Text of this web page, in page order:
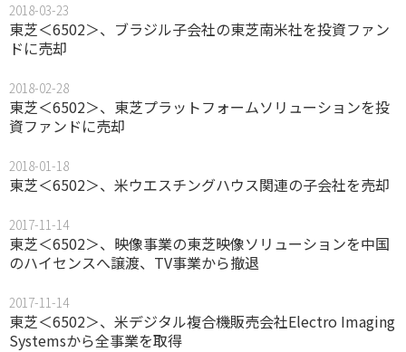
2018-03-23
東芝＜6502＞、ブラジル子会社の東芝南米社を投資ファン
ドに売却
2018-02-28
東芝＜6502＞、東芝プラットフォームソリューションを投
資ファンドに売却
2018-01-18
東芝＜6502＞、米ウエスチングハウス関連の子会社を売却
2017-11-14
東芝＜6502＞、映像事業の東芝映像ソリューションを中国
のハイセンスへ譲渡、TV事業から撤退
2017-11-14
東芝＜6502＞、米デジタル複合機販売会社Electro Imaging
Systemsから全事業を取得